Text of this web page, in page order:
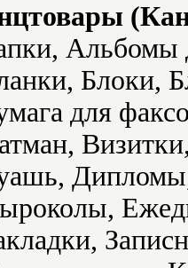
Альбомы
Блоки,
для